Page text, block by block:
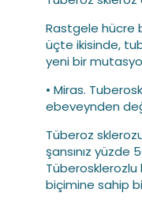
Rastgele hücre
üçte ikisinde,
yeni bir
• Miras.
ebeveynden
Tüberoz
şansınız yüzde
biçimine sahip